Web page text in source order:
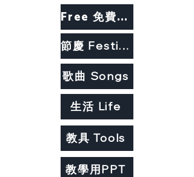
Free 免費教材
教具 Tools
節慶 Festivals
生活 Life
歌曲 Songs
教學用PPT